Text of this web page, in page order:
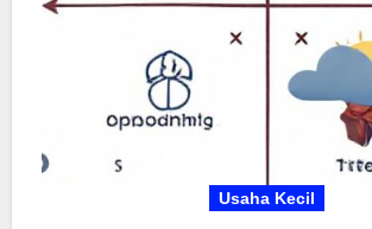
Usaha Kecil